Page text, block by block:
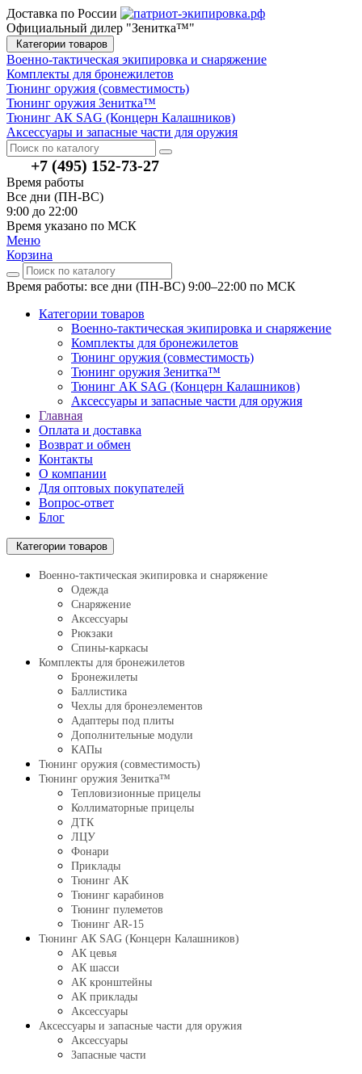
Доставка по России
Официальный дилер "Зенитка™"
Категории товаров
Военно-тактическая экипировка и снаряжение
Комплекты для бронежилетов
Тюнинг оружия (совместимость)
Тюнинг оружия Зенитка™
Тюнинг АК SAG (Концерн Калашников)
Аксессуары и запасные части для оружия
+7 (495) 152-73-27
Время работы
Все дни (ПН-ВС)
9:00 до 22:00
Время указано по МСК
Меню
Корзина
Время работы: все дни (ПН-ВС) 9:00–22:00 по МСК
Категории товаров
Военно-тактическая экипировка и снаряжение
Комплекты для бронежилетов
Тюнинг оружия (совместимость)
Тюнинг оружия Зенитка™
Тюнинг АК SAG (Концерн Калашников)
Аксессуары и запасные части для оружия
Главная
Оплата и доставка
Возврат и обмен
Контакты
О компании
Для оптовых покупателей
Вопрос-ответ
Блог
Категории товаров
Военно-тактическая экипировка и снаряжение
Одежда
Снаряжение
Аксессуары
Рюкзаки
Спины-каркасы
Комплекты для бронежилетов
Бронежилеты
Баллистика
Чехлы для бронеэлементов
Адаптеры под плиты
Дополнительные модули
КАПы
Тюнинг оружия (совместимость)
Тюнинг оружия Зенитка™
Тепловизионные прицелы
Коллиматорные прицелы
ДТК
ЛЦУ
Фонари
Приклады
Тюнинг АК
Тюнинг карабинов
Тюнинг пулеметов
Тюнинг AR-15
Тюнинг АК SAG (Концерн Калашников)
АК цевья
АК шасси
АК кронштейны
АК приклады
Аксессуары
Аксессуары и запасные части для оружия
Аксессуары
Запасные части